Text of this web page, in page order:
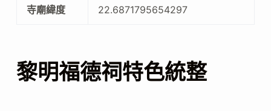
寺廟緯度 22.6871795654297
黎明福德祠特色統整